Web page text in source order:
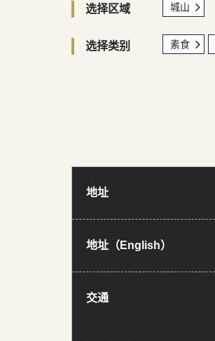
选择区域 城山
选择类别 素食
地址
地址（English）
交通